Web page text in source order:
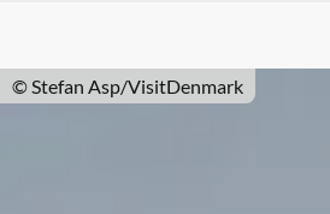
© Stefan Asp/VisitDenmark